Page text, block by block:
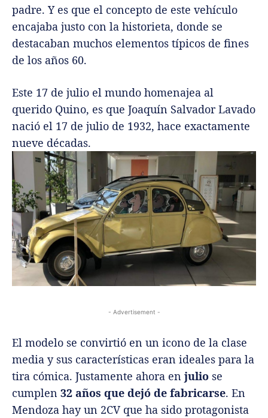
padre. Y es que el concepto de este vehículo
encajaba justo con la historieta, donde se
destacaban muchos elementos típicos de fines
de los años 60.
Este 17 de julio el mundo homenajea al
querido Quino, es que Joaquín Salvador Lavado
nació el 17 de julio de 1932, hace exactamente
nueve décadas.
- Advertisement -
El modelo se convirtió en un icono de la clase
media y sus características eran ideales para la
tira cómica. Justamente ahora en julio se
cumplen 32 años que dejó de fabricarse. En
Mendoza hay un 2CV que ha sido protagonista